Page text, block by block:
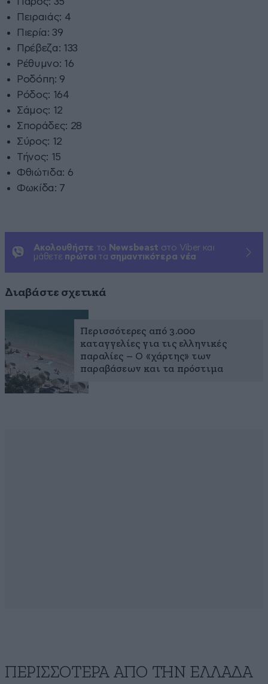
Πειραιάς: 4
Πιερία: 39
Πρέβεζα: 133
Ρέθυμνο: 16
Ροδόπη: 9
Ρόδος: 164
Σάμος: 12
Σποράδες: 28
Σύρος: 12
Τήνος: 15
Φθιώτιδα: 6
Φωκίδα: 7
Ακολουθήστε το Newsbeast στο Viber και
μάθετε πρώτοι τα σημαντικότερα νέα
Διαβάστε σχετικά
Περισσότερες από 3.000
καταγγελίες για τις ελληνικές
παραλίες – Ο «χάρτης» των
παραβάσεων και τα πρόστιμα
ΠΕΡΙΣΣΟΤΕΡΑ ΑΠΟ ΤΗΝ ΕΛΛΑΔΑ